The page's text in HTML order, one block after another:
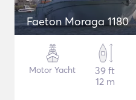
Faeton Moraga 1180
Motor Yacht
39 ft
12 m